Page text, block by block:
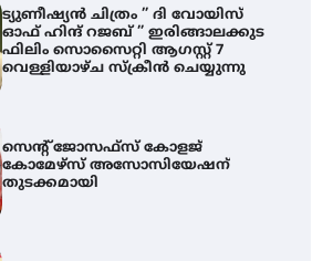
ട്യുണീഷ്യൻ ചിത്രം ” ദി വോയിസ്
ഓഫ് ഹിന്ദ് റജബ് ” ഇരിങ്ങാലക്കുട
ഫിലിം സൊസൈറ്റി ആഗസ്റ്റ് 7
വെള്ളിയാഴ്ച സ്‌ക്രീൻ ചെയ്യുന്നു
സെന്റ് ജോസഫ്സ് കോളജ്
കോമേഴ്‌സ് അസോസിയേഷന്
തുടക്കമായി